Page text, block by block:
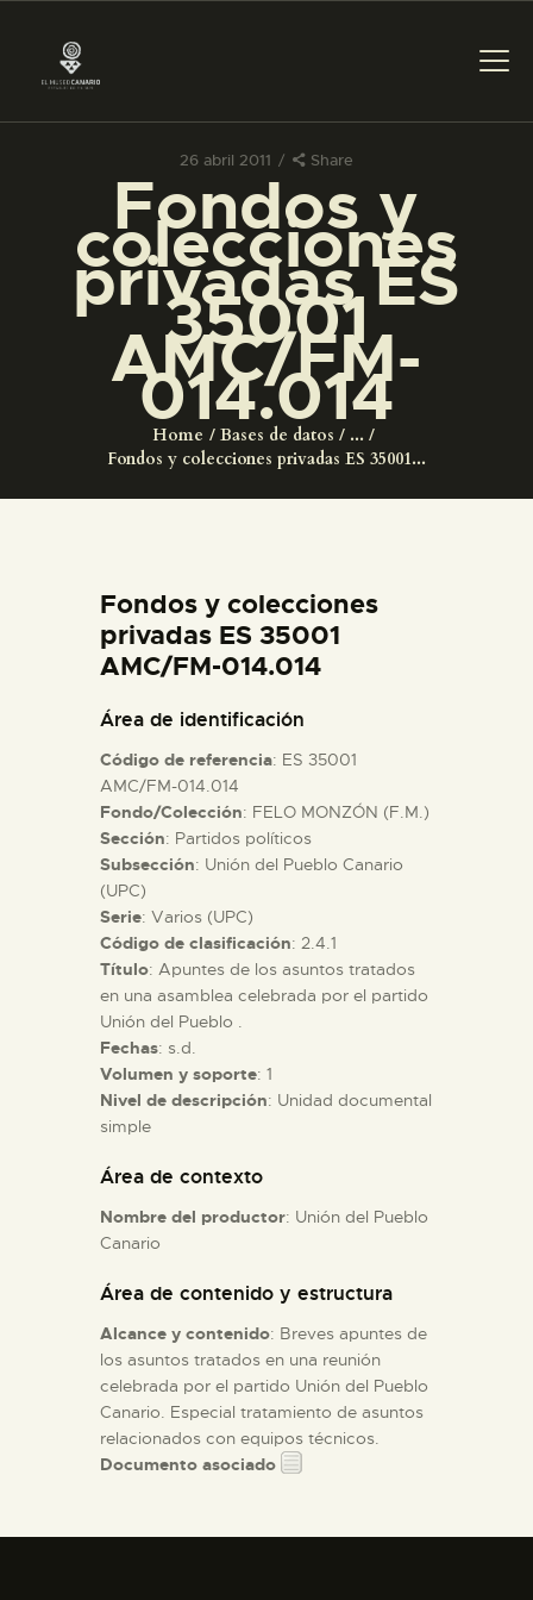
26 abril 2011 Share
Fondos y
colecciones
privadas ES
35001
AMC/FM-
014.014
Home Bases de datos
...
Fondos y colecciones privadas ES 35001...
PREPARAR LA VISITA
ACTIVIDADES
█
EL MUSEO
ESPAÑOL
ACTIVIDADES
█
EL MUSEO
COLECCIONES
DIDÁCTICA
ESPAÑOL
Fondos y colecciones
privadas ES 35001
AMC/FM-014.014
Área de identificación
Código de referencia: ES 35001
AMC/FM-014.014
Fondo/Colección: FELO MONZÓN (F.M.)
Sección: Partidos políticos
Subsección: Unión del Pueblo Canario
(UPC)
Serie: Varios (UPC)
Código de clasificación: 2.4.1
Título: Apuntes de los asuntos tratados
en una asamblea celebrada por el partido
Unión del Pueblo .
Fechas: s.d.
Volumen y soporte: 1
Nivel de descripción: Unidad documental
simple
Área de contexto
Nombre del productor: Unión del Pueblo
Canario
Área de contenido y estructura
Alcance y contenido: Breves apuntes de
los asuntos tratados en una reunión
celebrada por el partido Unión del Pueblo
Canario. Especial tratamiento de asuntos
relacionados con equipos técnicos.
Documento asociado